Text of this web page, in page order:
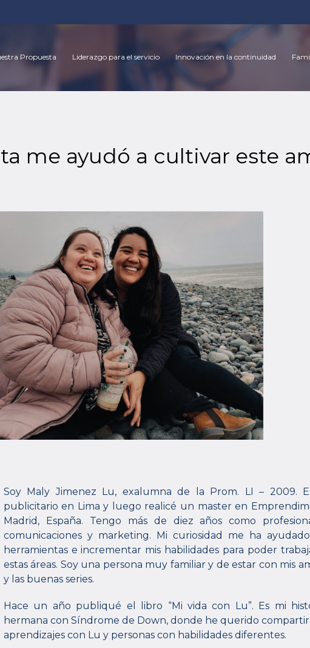
Propuesta Liderazgo para el servicio Innovación en la continuidad
me ayudó a cultivar este
Soy Maly Jimenez Lu, exalumna de la Prom. LI – 2009.
publicitario en Lima y luego realicé un master en
Madrid, España. Tengo más de diez años como
comunicaciones y marketing. Mi curiosidad me ha
herramientas e incrementar mis habilidades para poder
estas áreas. Soy una persona muy familiar y de estar con mis
y las buenas series.
Hace un año publiqué el libro “Mi vida con Lu”. Es mi
hermana con Síndrome de Down, donde he querido compartir
aprendizajes con Lu y personas con habilidades diferentes.